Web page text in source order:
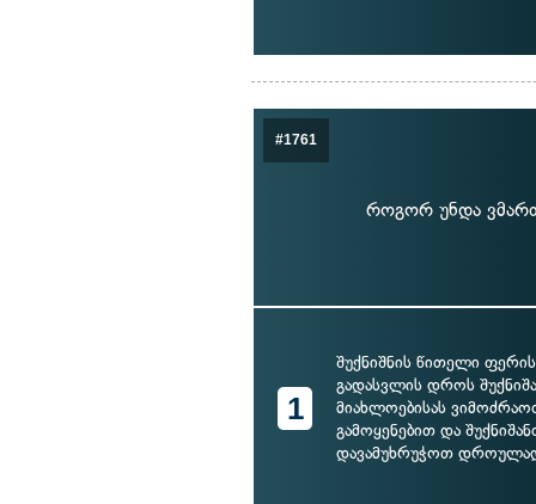
#1761
როგორ უნდა
1
შუქნიშნის წითელი
გადასვლის დროს
მიახლოებისას
გამოყენებით და
დავამუხრუჭოთ